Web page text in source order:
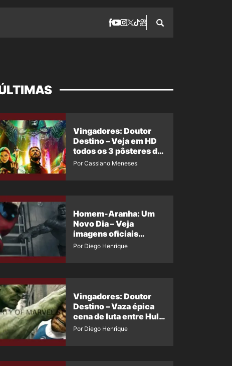
Vingadores: Doutor
Destino – Veja em HD
todos os 3 pôsteres de
‘Doomsday’ + 1 imagem
Por Cassiano Meneses
Homem-Aranha: Um
Novo Dia – Veja
imagens oficiais
descartadas do Hulk
Por Diego Henrique
Vingadores: Doutor
Destino – Vaza épica
cena de luta entre Hulk
e o Coisa
Por Diego Henrique